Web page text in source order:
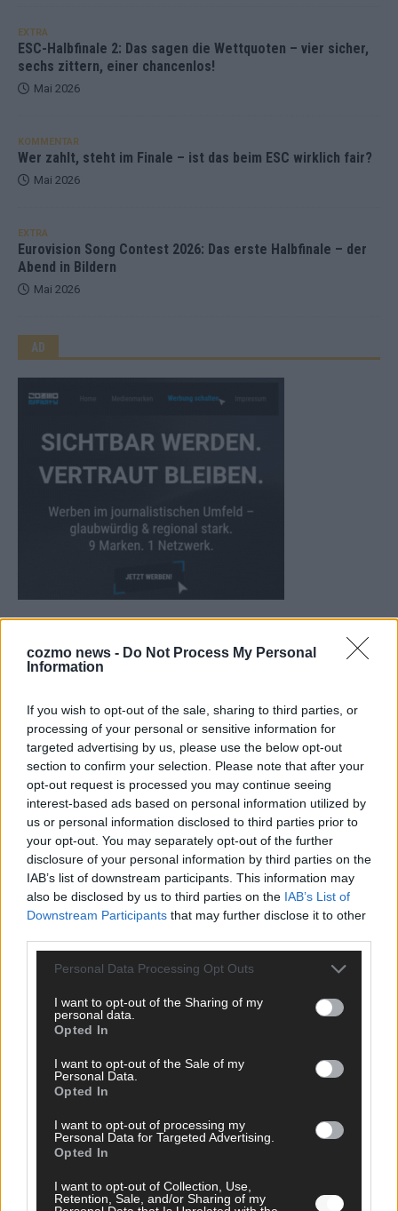
cozmo news - Do Not Process My Personal
Information
If you wish to opt-out of the sale, sharing to third parties, or
processing of your personal or sensitive information for
targeted advertising by us, please use the below opt-out
section to confirm your selection. Please note that after your
opt-out request is processed you may continue seeing
interest-based ads based on personal information utilized by
us or personal information disclosed to third parties prior to
your opt-out. You may separately opt-out of the further
disclosure of your personal information by third parties on the
IAB’s list of downstream participants. This information may
also be disclosed by us to third parties on the IAB’s List of
Downstream Participants that may further disclose it to other
Personal Data Processing Opt Outs
I want to opt-out of the Sharing of my
personal data.
Opted In
I want to opt-out of the Sale of my
Personal Data.
Opted In
I want to opt-out of processing my
Personal Data for Targeted Advertising.
Opted In
I want to opt-out of Collection, Use,
Retention, Sale, and/or Sharing of my
EXTRA
ESC-Halbfinale 2: Das sagen die Wettquoten – vier sicher,
sechs zittern, einer chancenlos!
Mai 2026
KOMMENTAR
Wer zahlt, steht im Finale – ist das beim ESC wirklich fair?
Mai 2026
EXTRA
Eurovision Song Contest 2026: Das erste Halbfinale – der
Abend in Bildern
Mai 2026
AD
CHECK UNS AUF FACEBOOK